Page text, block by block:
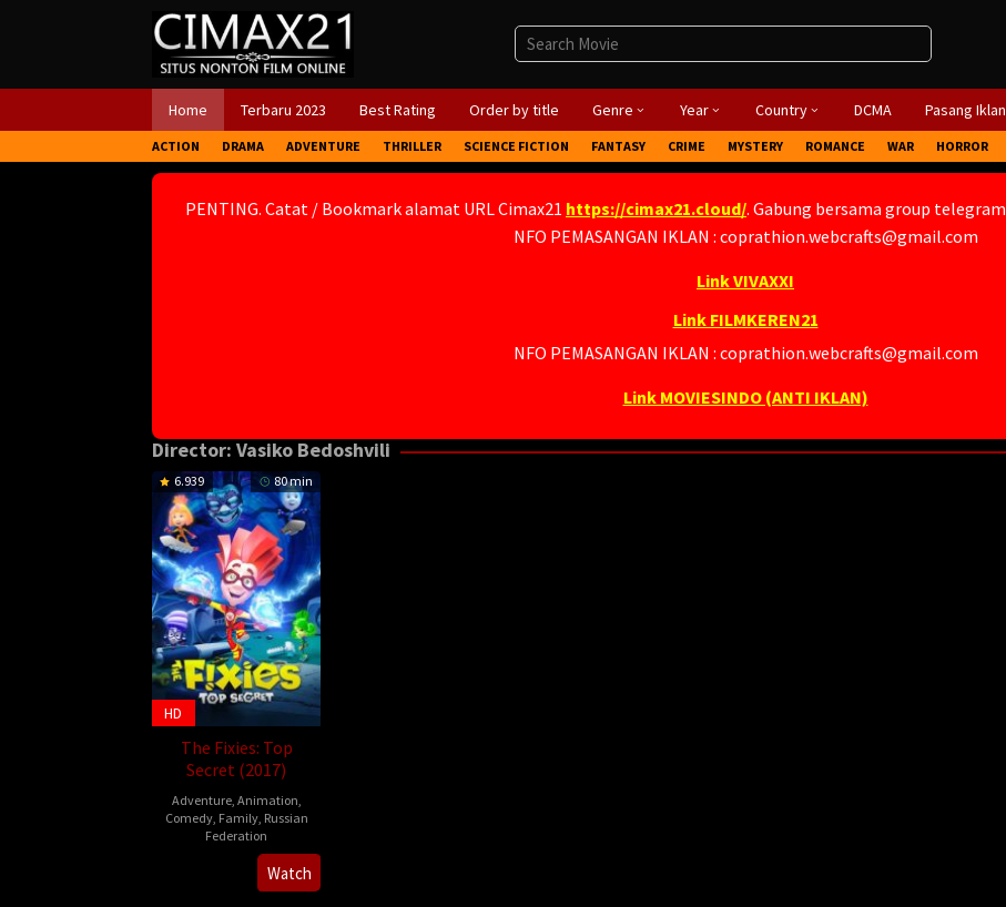
Home Terbaru 2023 Best Rating Order by title Genre Year Country DCMA Pasang Iklan
ACTION DRAMA ADVENTURE THRILLER SCIENCE FICTION FANTASY CRIME MYSTERY ROMANCE WAR HORROR
PENTING. Catat / Bookmark alamat URL Cimax21 https://cimax21.cloud/ . Gabung bersama group telegram
NFO PEMASANGAN IKLAN : coprathion.webcrafts@gmail.com
Link VIVAXXI
Link FILMKEREN21
NFO PEMASANGAN IKLAN : coprathion.webcrafts@gmail.com
Link MOVIESINDO (ANTI IKLAN)
Director: Vasiko Bedoshvili
6.939 80 min
HD
The Fixies: Top
Secret (2017)
Adventure, Animation,
Comedy, Family, Russian
Federation
Oct
Vasiko
Bedoshvili
Watch